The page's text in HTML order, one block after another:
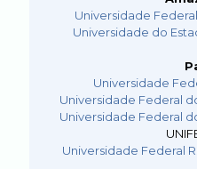
Universidade
Universidade do
Universidade
Universidade Federal
Universidade Federal
Universidade Federal